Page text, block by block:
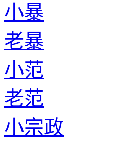
小暴
老暴
小范
老范
小宗政